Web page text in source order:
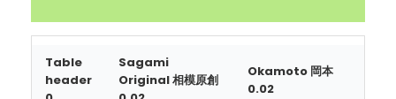
Table
header
Sagami
Original 相模原創
Okamoto 岡本
0.02